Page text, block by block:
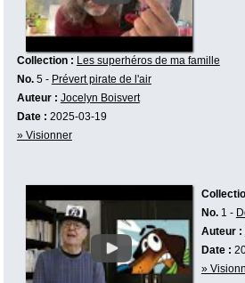
Collection : Les superhéros de ma famille
No.5 - Prévert pirate de l'air
Auteur : Jocelyn Boisvert
Date : 2025-03-19
» Visionner
No.1 -
Auteur :
Date :
»